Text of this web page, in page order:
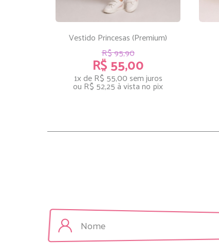
Vestido Princesas (Premium)
R$ 95,90
R$ 55,00
1x de R$ 55,00 sem juros
ou R$ 52,25à vista no pix